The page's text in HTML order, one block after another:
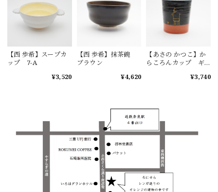
【西 歩希】スープカ
ップ 7-A
¥3,520
【西 歩希】抹茶碗
ブラウン
¥4,620
【あさの かつこ】か
らころんカップ ギ
¥3,740